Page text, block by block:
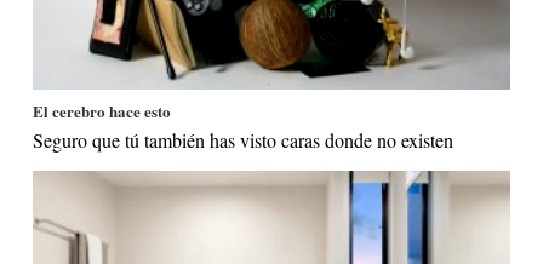
El cerebro hace esto
Seguro que tú también has visto caras donde no existen